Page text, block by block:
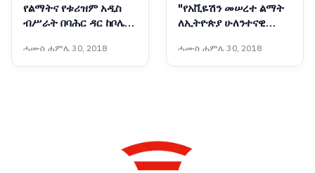
የልማትና የቱሪዝም አዲስ
ብሥራት በባሕር ዳር ከቦሌ
የአውሮፕላን ማረፊያ
ተርሚናል ተመረቀ
ሓሙስ ሐምሌ 30, 2018
"የአቪዬሽን መሠረተ ልማት
ለኢትዮጵያ ሁለንተናዊ
ምክትል ጠቅላይ ሚኒስትር
ተመስገን ጥሩነህ
ሓሙስ ሐምሌ 30, 2018